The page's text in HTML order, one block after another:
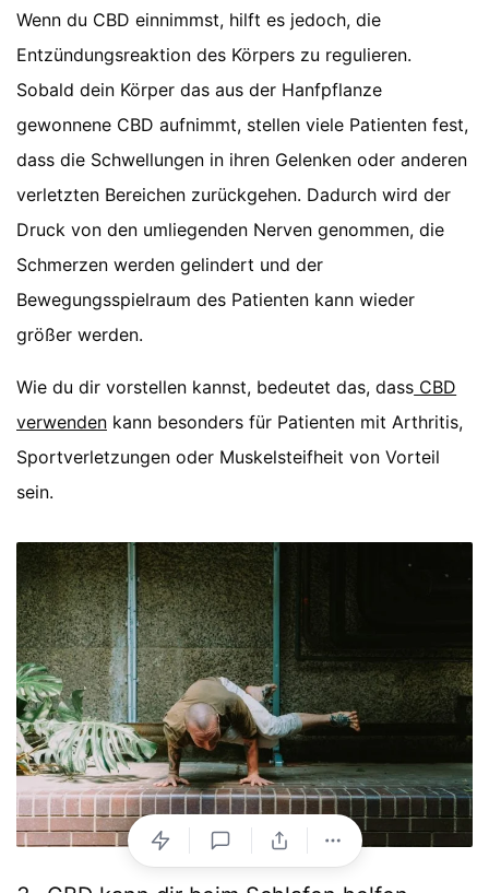
Wenn du CBD einnimmst, hilft es jedoch, die
Entzündungsreaktion des Körpers zu regulieren.
Sobald dein Körper das aus der Hanfpflanze
gewonnene CBD aufnimmt, stellen viele Patienten fest,
dass die Schwellungen in ihren Gelenken oder anderen
verletzten Bereichen zurückgehen. Dadurch wird der
Druck von den umliegenden Nerven genommen, die
Schmerzen werden gelindert und der
Bewegungsspielraum des Patienten kann wieder
größer werden.
Wie du dir vorstellen kannst, bedeutet das, dass CBD
verwenden kann besonders für Patienten mit Arthritis,
Sportverletzungen oder Muskelsteifheit von Vorteil
sein.